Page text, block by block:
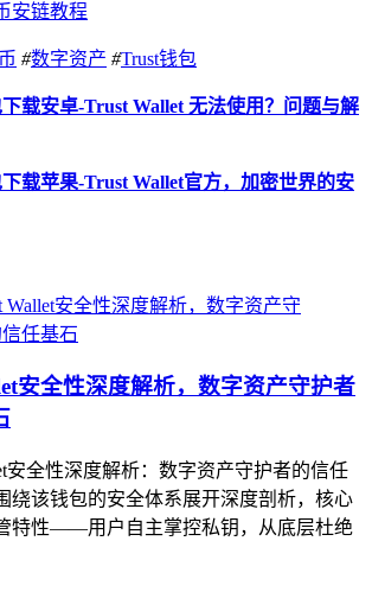
安链教程
#数字资产 #Trust钱包
载安卓-Trust Wallet 无法使用？问题与解
载苹果-Trust Wallet官方，加密世界的安
安全性深度解析，数字资产守护者
安全性深度解析：数字资产守护者的信任
绕该钱包的安全体系展开深度剖析，核心
特性——用户自主掌控私钥，从底层杜绝